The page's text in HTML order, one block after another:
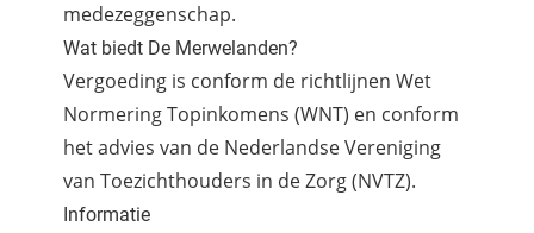
medezeggenschap.
Wat biedt De Merwelanden?
Vergoeding is conform de richtlijnen Wet
Normering Topinkomens (WNT) en conform
het advies van de Nederlandse Vereniging
van Toezichthouders in de Zorg (NVTZ).
Informatie